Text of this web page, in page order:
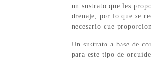
un sustrato que les
drenaje, por lo que se
necesario que
Un sustrato a base de
para este tipo de